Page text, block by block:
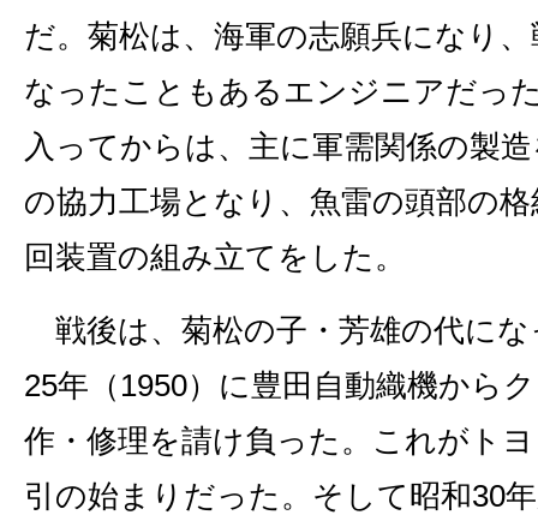
だ。菊松は、海軍の志願兵になり
なったこともあるエンジニアだっ
入ってからは、主に軍需関係の製
の協力工場となり、魚雷の頭部の
回装置の組み立てをした。
戦後は、菊松の子・芳雄の代にな
25年（1950）に豊田自動織機から
作・修理を請け負った。これがト
引の始まりだった。そして昭和30